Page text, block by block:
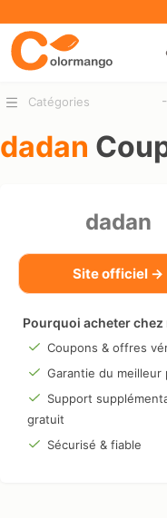
Catégories -
dadan
dadan
Site officiel →
Pourquoi acheter chez
Coupons & offres
Garantie du meilleur
Support
gratuit
Sécurisé & fiable